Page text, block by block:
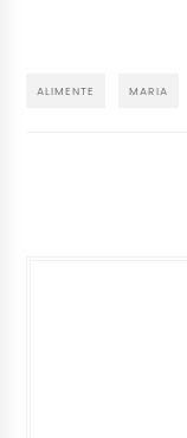
ALIMENTE MARIA